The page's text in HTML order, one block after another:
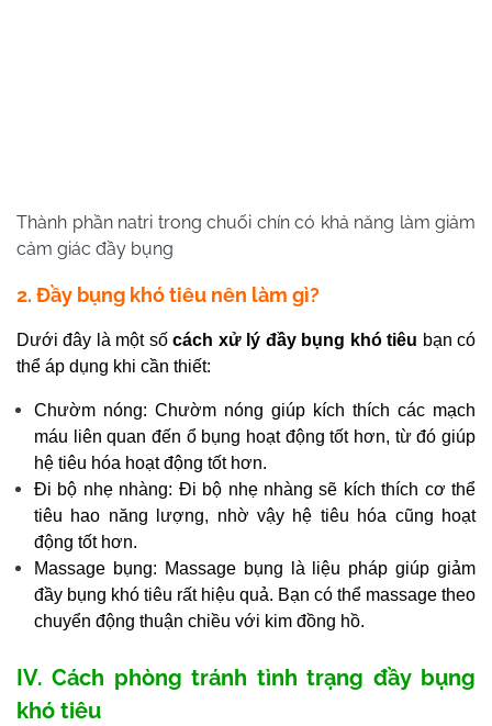
Thành phần natri trong chuối chín có khả năng làm giảm
cảm giác đầy bụng
2. Đầy bụng khó tiêu nên làm gì?
Dưới đây là một sốcách xử lý đầy bụng khó tiêu bạn có
thể áp dụng khi cần thiết:
Chườm nóng: Chườm nóng giúp kích thích các mạch
máu liên quan đến ổ bụng hoạt động tốt hơn, từ đó giúp
hệ tiêu hóa hoạt động tốt hơn.
Đi bộ nhẹ nhàng: Đi bộ nhẹ nhàng sẽ kích thích cơ thể
tiêu hao năng lượng, nhờ vậy hệ tiêu hóa cũng hoạt
động tốt hơn.
Massage bụng: Massage bụng là liệu pháp giúp giảm
đầy bụng khó tiêu rất hiệu quả. Bạn có thể massage theo
chuyển động thuận chiều với kim đồng hồ.
IV. Cách phòng tránh tình trạng đầy bụng
khó tiêu